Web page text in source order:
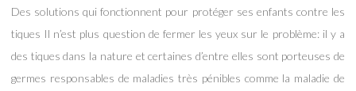
Des solutions qui fonctionnent pour protéger ses enfants contre les
tiques Il n’est plus question de fermer les yeux sur le problème: il y a
des tiques dans la nature et certaines d’entre elles sont porteuses de
germes responsables de maladies très pénibles comme la maladie de